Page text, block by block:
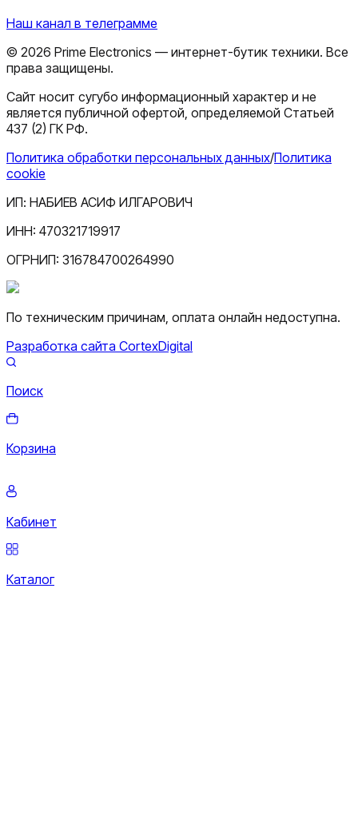
Наш канал в телеграмме
© 2026 Prime Electronics — интернет-бутик техники. Все
права защищены.
Сайт носит сугубо информационный характер и не
является публичной офертой, определяемой Статьей
437 (2) ГК РФ.
Политика обработки персональных данных/Политика
cookie
ИП: НАБИЕВ АСИФ ИЛГАРОВИЧ
ИНН: 470321719917
ОГРНИП: 316784700264990
По техническим причинам, оплата онлайн недоступна.
Разработка сайта CortexDigital
Поиск
Корзина
Кабинет
Каталог